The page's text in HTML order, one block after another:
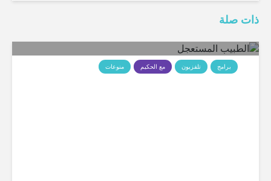
ذات صلة
برامج تلفزيون مع الحكيم منوعات